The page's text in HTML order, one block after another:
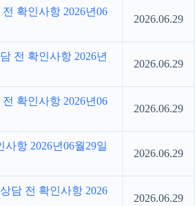
확인사항 2026년06
2026.06.29
전 확인사항 2026년
2026.06.29
확인사항 2026년06
2026.06.29
항 2026년06월29일
2026.06.29
담 전 확인사항 2026
2026.06.29